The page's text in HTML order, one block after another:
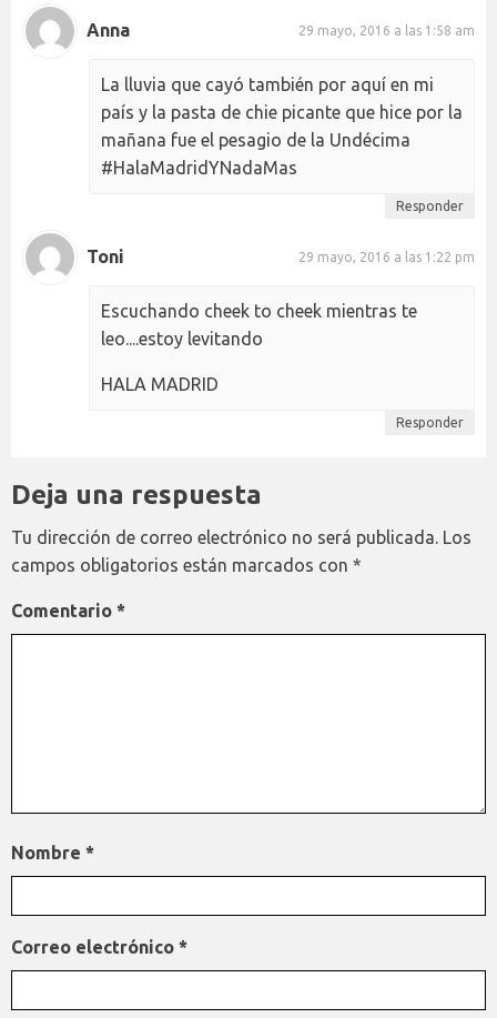
Anna 29 mayo, 2016 a las 1:58 am
La lluvia que cayó también por aquí en mi
país y la pasta de chie picante que hice por la
mañana fue el pesagio de la Undécima
#HalaMadridYNadaMas
Responder
Toni 29 mayo, 2016 a las 1:22 pm
Escuchando cheek to cheek mientras te
leo....estoy levitando
HALA MADRID
Responder
Deja una respuesta
Tu dirección de correo electrónico no será publicada. Los
campos obligatorios están marcados con *
Comentario *
Nombre *
Correo electrónico *